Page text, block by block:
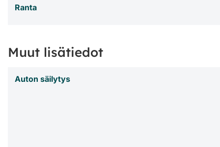
Ranta
Muut lisätiedot
Auton säilytys